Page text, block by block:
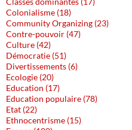
Colonialisme (18)
Community Organizing (23)
Contre-pouvoir (47)
Culture (42)
Démocratie (51)
Divertissements (6)
Ecologie (20)
Education (17)
Education populaire (78)
Etat (22)
Ethnocentrisme (15)